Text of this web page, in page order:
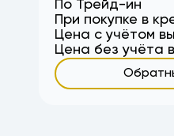
Краснодар, Ростов,
Саратов, Астрахань,
ерзовка, элиста,
дубовка, заказ авто,
параллельный
По Трейд-ин
При покупке в
Цена с учётом
Цена без учёта